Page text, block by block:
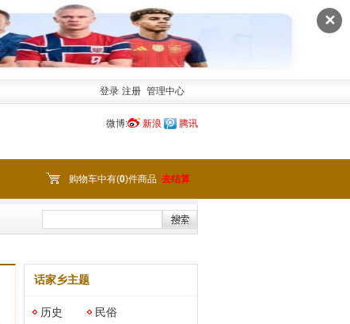
✕
登录 注册 管理中心
微博: 新浪 腾讯
购物车中有(0)件商品 去结算
话家乡主题
历史
民俗